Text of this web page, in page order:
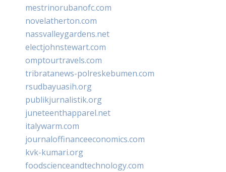
mestrinorubanofc.com
novelatherton.com
nassvalleygardens.net
electjohnstewart.com
omptourtravels.com
tribratanews-polreskebumen.com
rsudbayuasih.org
publikjurnalistik.org
juneteenthapparel.net
italywarm.com
journaloffinanceeconomics.com
kvk-kumari.org
foodscienceandtechnology.com